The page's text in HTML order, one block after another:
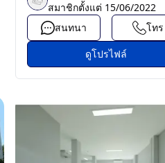
สมาชิกตั้งแต่ 15/06/2022
สนทนา
โทร
ดูโปรไฟล์